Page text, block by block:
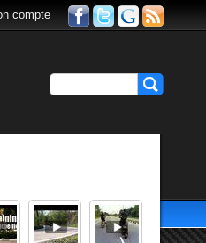
compte